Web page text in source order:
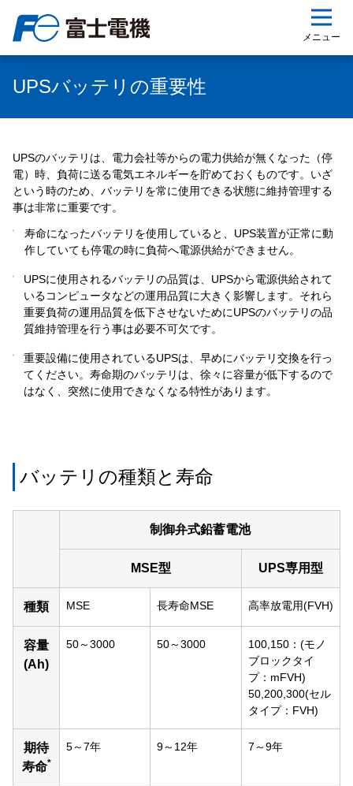
メニュー
UPSバッテリの重要性
UPSのバッテリは、電力会社等からの電力供給が無くなった（停
電）時、負荷に送る電気エネルギーを貯めておくものです。いざ
という時のため、バッテリを常に使用できる状態に維持管理する
事は非常に重要です。
寿命になったバッテリを使用していると、UPS装置が正常に動
作していても停電の時に負荷へ電源供給ができません。
UPSに使用されるバッテリの品質は、UPSから電源供給されて
いるコンピュータなどの運用品質に大きく影響します。それら
重要負荷の運用品質を低下させないためにUPSのバッテリの品
質維持管理を行う事は必要不可欠です。
重要設備に使用されているUPSは、早めにバッテリ交換を行っ
てください。寿命期のバッテリは、徐々に容量が低下するので
はなく、突然に使用できなくなる特性があります。
バッテリの種類と寿命
制御弁式鉛蓄電池
MSE型 UPS専用型
種類 MSE 長寿命MSE 高率放電用(FVH)
容量
(Ah)
50～3000 50～3000
100,150：(モノ
ブロックタイ
プ：mFVH)
50,200,300(セル
タイプ：FVH)
期待
寿命*
5～7年 9～12年 7～9年